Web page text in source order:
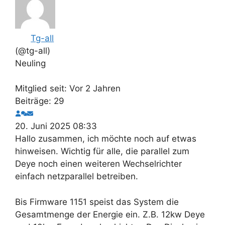
Tg-all
(@tg-all)
Neuling
Mitglied seit: Vor 2 Jahren
Beiträge: 29
20. Juni 2025 08:33
Hallo zusammen, ich möchte noch auf etwas
hinweisen. Wichtig für alle, die parallel zum
Deye noch einen weiteren Wechselrichter
einfach netzparallel betreiben.
Bis Firmware 1151 speist das System die
Gesamtmenge der Energie ein. Z.B. 12kw Deye